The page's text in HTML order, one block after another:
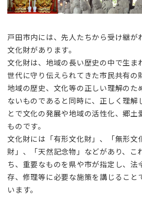
戸田市内には、先人たちから受け継が
文化財があります。
文化財は、地域の長い歴史の中で生ま
世代に守り伝えられてきた市民共有の
地域の歴史、文化等の正しい理解のた
ないものであると同時に、正しく理解
とで文化の発展や地域の活性化、郷土
ものです。
文化財には「有形文化財」、「無形文
財」、「天然記念物」などがあり、こ
ち、重要なものを県や市が指定し、法
存、修理等に必要な施策を講じること
います。